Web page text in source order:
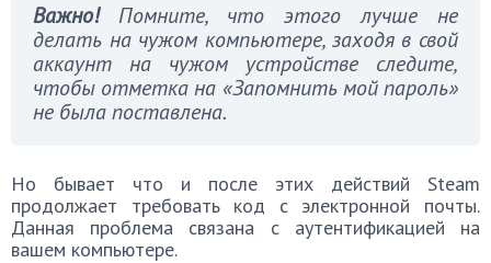
Важно!Помните, что этого лучше не
делать на чужом компьютере, заходя в свой
аккаунт на чужом устройстве следите,
чтобы отметка на «Запомнить мой пароль»
не была поставлена.
Но бывает что и после этих действий Steam
продолжает требовать код с электронной почты.
Данная проблема связана с аутентификацией на
вашем компьютере.